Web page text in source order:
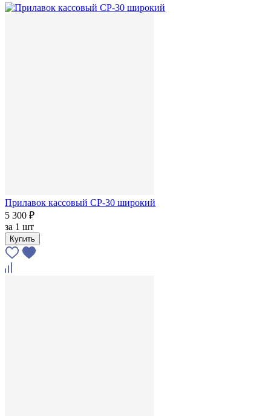
Прилавок кассовый CP-30 широкий
5 300 ₽
за 1 шт
Купить